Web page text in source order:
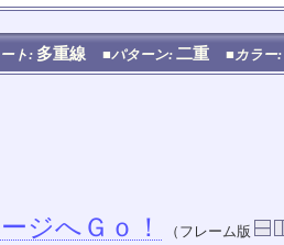
ト: 多重線 ■パターン: 二重 ■カラー:
ジへＧｏ！ （フレーム版